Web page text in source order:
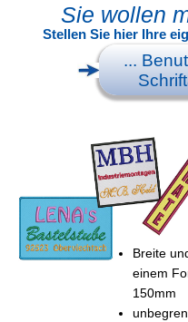
Sie wollen
Stellen Sie hier Ihre
...
Breite
einem
150mm